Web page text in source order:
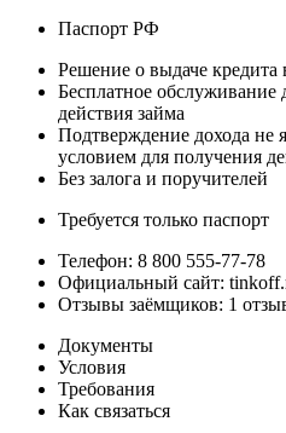
Паспорт РФ
Решение о выдаче кредита
Бесплатное обслуживание
действия займа
Подтверждение дохода не
условием для получения
Без залога и поручителей
Требуется только паспорт
Телефон: 8 800 555-77-78
Официальный сайт:
Отзывы заёмщиков: 1
Документы
Условия
Требования
Как связаться